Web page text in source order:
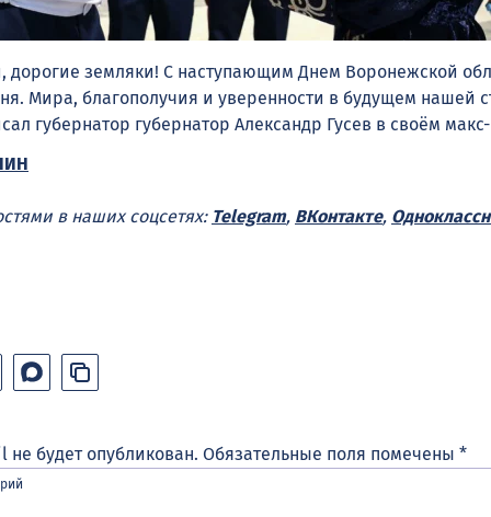
дорогие земляки! С наступающим Днем Воронежской
Мира, благополучия и уверенности в будущем нашей
губернатор губернатор Александр Гусев в своём
в наших соцсетях: Telegram, ВКонтакте,
будет опубликован. Обязательные поля помечены *